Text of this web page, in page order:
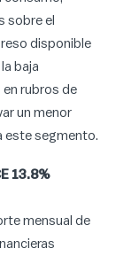
sobre el
disponible
baja
rubros de
un menor
este segmento.
13.8%
mensual de